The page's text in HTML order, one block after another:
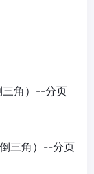
角）--分页
三角）--分页